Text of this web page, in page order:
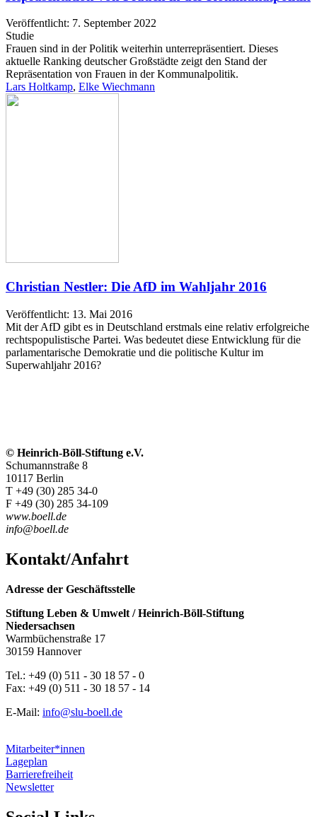
Veröffentlicht: 7. September 2022
Studie
Frauen sind in der Politik weiterhin unterrepräsentiert. Dieses
aktuelle Ranking deutscher Großstädte zeigt den Stand der
Repräsentation von Frauen in der Kommunalpolitik.
Lars Holtkamp, Elke Wiechmann
Christian Nestler: Die AfD im Wahljahr 2016
Veröffentlicht: 13. Mai 2016
Mit der AfD gibt es in Deutschland erstmals eine relativ erfolgreiche
rechtspopulistische Partei. Was bedeutet diese Entwicklung für die
parlamentarische Demokratie und die politische Kultur im
Superwahljahr 2016?
© Heinrich-Böll-Stiftung e.V.
Schumannstraße 8
10117 Berlin
T +49 (30) 285 34-0
F +49 (30) 285 34-109
www.boell.de
info@boell.de
Kontakt/Anfahrt
Adresse der Geschäftsstelle
Stiftung Leben & Umwelt / Heinrich-Böll-Stiftung
Niedersachsen
Warmbüchenstraße 17
30159 Hannover
Tel.: +49 (0) 511 - 30 18 57 - 0
Fax: +49 (0) 511 - 30 18 57 - 14
E-Mail: info@slu-boell.de
Mitarbeiter*innen
Lageplan
Barrierefreiheit
Newsletter